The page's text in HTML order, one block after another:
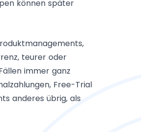
können später
teurer oder
immer ganz
Free-Trial
anderes übrig, als